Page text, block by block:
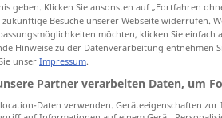
geben. Klicken Sie ansonsten auf „Fortfahren
Besuche unserer Webseite widerrufen.
möchten, klicken Sie
Hinweise zu der Datenverarbeitung entnehmen
unser Impressum.
Partner verarbeiten Daten, um
Daten verwenden. Geräteeigenschaften